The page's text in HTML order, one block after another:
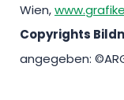
Wien,
Copyrights
angegeben: